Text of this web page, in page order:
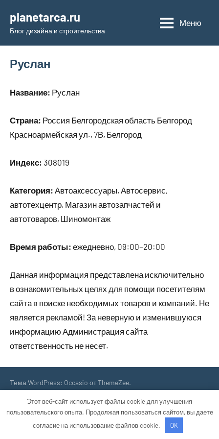
содержимому
planetarca.ru
Блог дизайна и строительства
Меню
Руслан
Название: Руслан
Страна: Россия Белгородская область Белгород
Красноармейская ул., 7В, Белгород
Индекс: 308019
Категория: Автоаксессуары, Автосервис,
автотехцентр, Магазин автозапчастей и
автотоваров, Шиномонтаж
Время работы: ежедневно, 09:00–20:00
Данная информация представлена исключительно
в ознакомительных целях для помощи посетителям
сайта в поиске необходимых товаров и компаний. Не
является рекламой! За неверную и изменившуюся
информацию Администрация сайта
ответственность не несет.
Тема WordPress: Occasio от ThemeZee.
Этот веб-сайт использует файлы cookie для улучшения
пользовательского опыта. Продолжая пользоваться сайтом, вы даете
согласие на использование файлов cookie.
OK